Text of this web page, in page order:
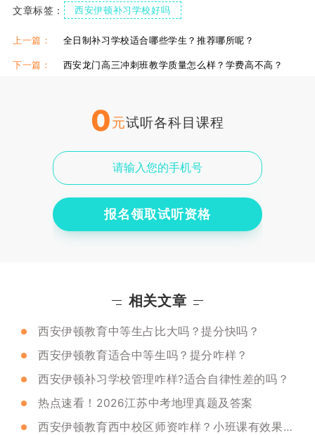
文章标签： 西安伊顿补习学校好吗
西安伊顿补习学校咋样 西安伊顿补习学校校区
西安伊顿补习学校热线
上一篇： 全日制补习学校适合哪些学生？推荐哪所呢？
下一篇： 西安龙门高三冲刺班教学质量怎么样？学费高不高？
0元试听各科目课程
报名领取试听资格
相关文章
西安伊顿教育中等生占比大吗？提分快吗？
西安伊顿教育适合中等生吗？提分咋样？
西安伊顿补习学校管理咋样?适合自律性差的吗？
热点速看！2026江苏中考地理真题及答案
西安伊顿教育西中校区师资咋样？小班课有效果吗？